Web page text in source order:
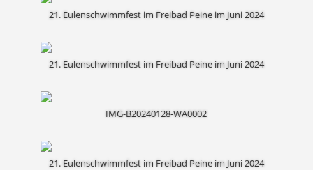
21. Eulenschwimmfest im Freibad Peine im Juni 2024
21. Eulenschwimmfest im Freibad Peine im Juni 2024
IMG-B20240128-WA0002
21. Eulenschwimmfest im Freibad Peine im Juni 2024